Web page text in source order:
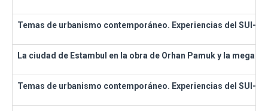
Temas de urbanismo contemporáneo. Experiencias del SUI-6
La ciudad de Estambul en la obra de Orhan Pamuk y la
Temas de urbanismo contemporáneo. Experiencias del SUI-7